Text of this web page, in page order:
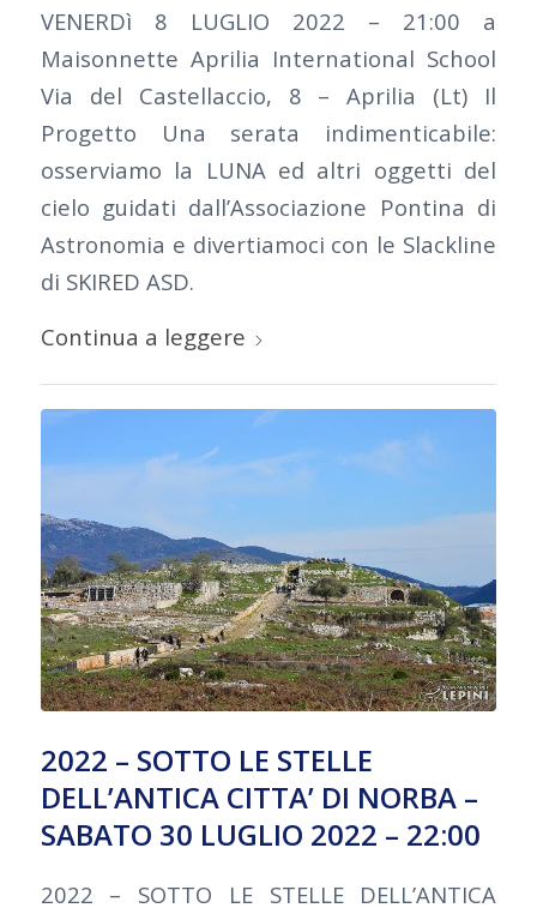
VENERDì 8 LUGLIO 2022 – 21:00 a
Maisonnette Aprilia International School
Via del Castellaccio, 8 – Aprilia (Lt) Il
Progetto Una serata indimenticabile:
osserviamo la LUNA ed altri oggetti del
cielo guidati dall’Associazione Pontina di
Astronomia e divertiamoci con le Slackline
di SKIRED ASD.
Continua a leggere
2022 – SOTTO LE STELLE
DELL’ANTICA CITTA’ DI NORBA –
SABATO 30 LUGLIO 2022 – 22:00
2022 – SOTTO LE STELLE DELL’ANTICA